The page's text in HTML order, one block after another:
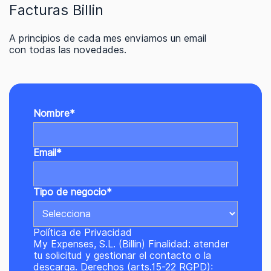
Facturas Billin
A principios de cada mes enviamos un email
con todas las novedades.
Nombre*
Email*
Tipo de negocio*
Política de Privacidad
My Expenses, S.L. (Billin) Finalidad: atender
tu solicitud y gestionar el contacto o la
descarga. Derechos (arts.15-22 RGPD):